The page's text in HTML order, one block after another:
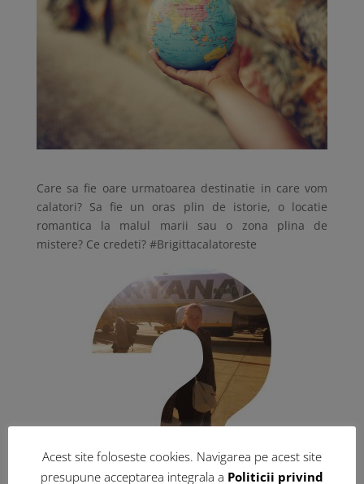
Care sa fie oare urmatoarea destinatie in care vom
calatori? Sa fie un oras plin de istorie, o locatie
romantica la malul marii sau o zona plina de
mistere? Ce credeti? #Brigittacalatoreste
Acest site foloseste cookies. Navigarea pe acest site
presupune acceptarea integrala a Politicii privind